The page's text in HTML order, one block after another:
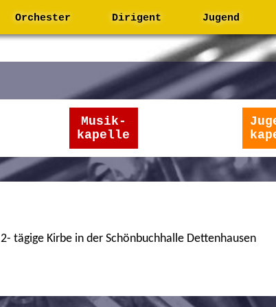
Orchester Dirigent Jugend
Musik-
kapelle
2- tägige Kirbe in der Schönbuchhalle Dettenhausen